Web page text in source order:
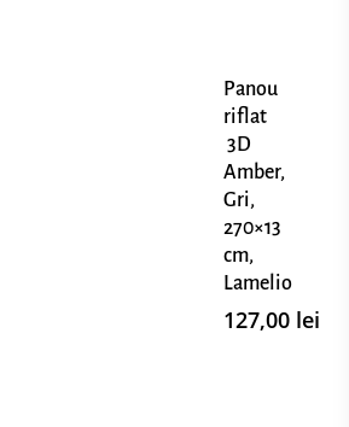
Panou
riflat
3D
Amber,
Gri,
270×13
cm,
Lamelio
127,00 lei